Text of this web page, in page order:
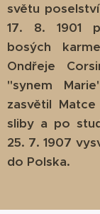
světu
17. 8. 1901
bosých
Ondřeje
"synem
zasvětil
sliby a po
25. 7. 1907
do Polska.